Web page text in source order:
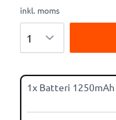
inkl. moms
1x Batteri 1250mAh